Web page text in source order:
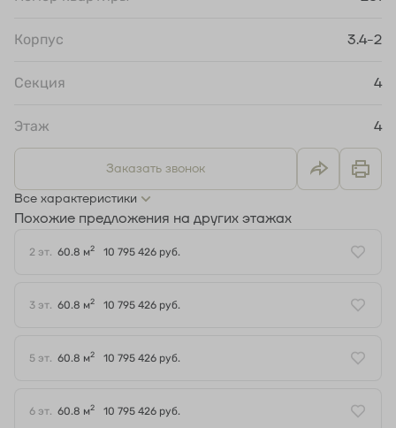
Корпус 3.4-2
Секция 4
Этаж 4
Заказать звонок
Все характеристики
Похожие предложения на других этажах
2 эт. 60.8 м2 10 795 426 руб.
3 эт. 60.8 м2 10 795 426 руб.
5 эт. 60.8 м2 10 795 426 руб.
6 эт. 60.8 м2 10 795 426 руб.